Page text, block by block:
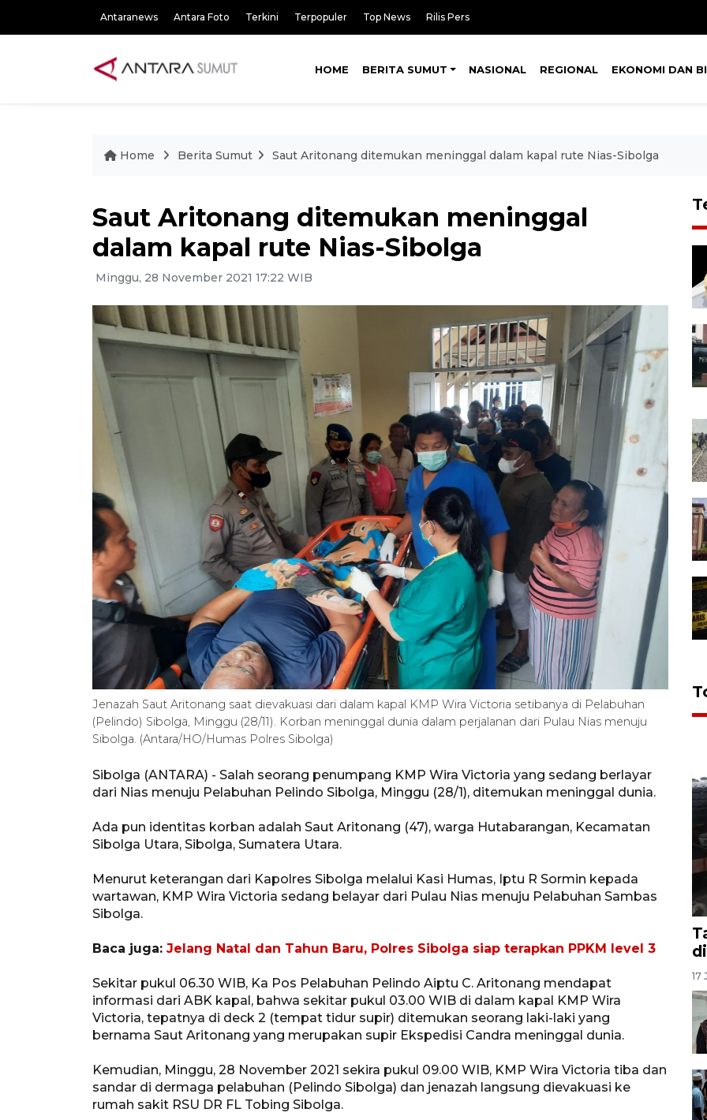
Antaranews Antara Foto Terkini Terpopuler Top News Rilis Pers
HOME BERITA SUMUT NASIONAL REGIONAL EKONOMI DAN
Home Berita Sumut Saut Aritonang ditemukan meninggal dalam kapal rute Nias-Sibolga
Saut Aritonang ditemukan meninggal
dalam kapal rute Nias-Sibolga
Minggu, 28 November 2021 17:22 WIB
Jenazah Saut Aritonang saat dievakuasi dari dalam kapal KMP Wira Victoria setibanya di Pelabuhan
(Pelindo) Sibolga, Minggu (28/11). Korban meninggal dunia dalam perjalanan dari Pulau Nias menuju
Sibolga. (Antara/HO/Humas Polres Sibolga)
Sibolga (ANTARA) - Salah seorang penumpang KMP Wira Victoria yang sedang berlayar
dari Nias menuju Pelabuhan Pelindo Sibolga, Minggu (28/1), ditemukan meninggal dunia.
Ada pun identitas korban adalah Saut Aritonang (47), warga Hutabarangan, Kecamatan
Sibolga Utara, Sibolga, Sumatera Utara.
Menurut keterangan dari Kapolres Sibolga melalui Kasi Humas, Iptu R Sormin kepada
wartawan, KMP Wira Victoria sedang belayar dari Pulau Nias menuju Pelabuhan Sambas
Sibolga.
Baca juga: Jelang Natal dan Tahun Baru, Polres Sibolga siap terapkan PPKM level 3
Sekitar pukul 06.30 WIB, Ka Pos Pelabuhan Pelindo Aiptu C. Aritonang mendapat
informasi dari ABK kapal, bahwa sekitar pukul 03.00 WIB di dalam kapal KMP Wira
Victoria, tepatnya di deck 2 (tempat tidur supir) ditemukan seorang laki-laki yang
bernama Saut Aritonang yang merupakan supir Ekspedisi Candra meninggal dunia.
Kemudian, Minggu, 28 November 2021 sekira pukul 09.00 WIB, KMP Wira Victoria tiba dan
sandar di dermaga pelabuhan (Pelindo Sibolga) dan jenazah langsung dievakuasi ke
rumah sakit RSU DR FL Tobing Sibolga.
17